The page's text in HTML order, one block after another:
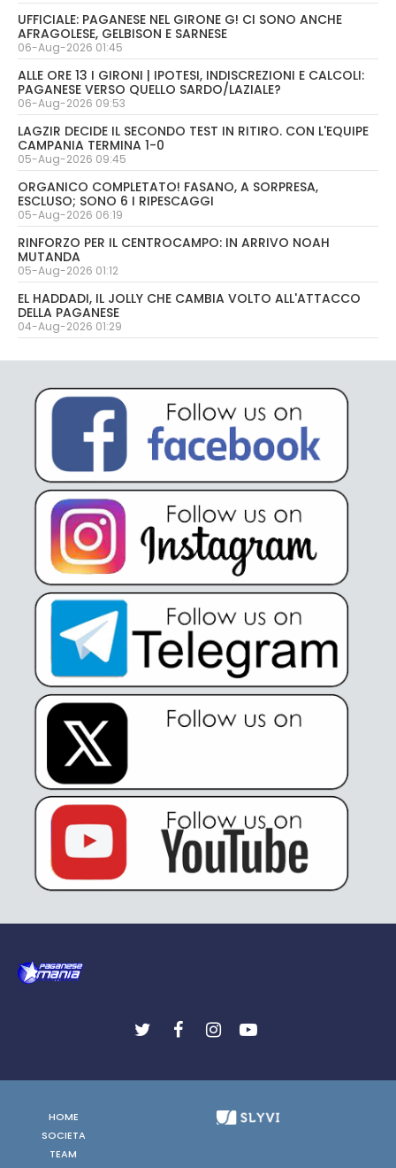
UFFICIALE: PAGANESE NEL GIRONE G! CI SONO ANCHE
AFRAGOLESE, GELBISON E SARNESE
06-Aug-2026 01:45
ALLE ORE 13 I GIRONI | IPOTESI, INDISCREZIONI E CALCOLI:
PAGANESE VERSO QUELLO SARDO/LAZIALE?
06-Aug-2026 09:53
LAGZIR DECIDE IL SECONDO TEST IN RITIRO. CON L'EQUIPE
CAMPANIA TERMINA 1-0
05-Aug-2026 09:45
ORGANICO COMPLETATO! FASANO, A SORPRESA,
ESCLUSO; SONO 6 I RIPESCAGGI
05-Aug-2026 06:19
RINFORZO PER IL CENTROCAMPO: IN ARRIVO NOAH
MUTANDA
05-Aug-2026 01:12
EL HADDADI, IL JOLLY CHE CAMBIA VOLTO ALL'ATTACCO
DELLA PAGANESE
04-Aug-2026 01:29
HOME
SOCIETA
TEAM